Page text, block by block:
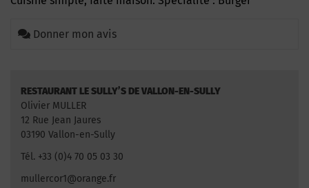
Donner mon avis
RESTAURANT LE SULLY’S DE VALLON-EN-SULLY
Olivier MULLER
12 Rue Jean Jaures
03190 Vallon-en-Sully
Tél. +33 (0)4 70 05 03 30
mullercor1@orange.fr